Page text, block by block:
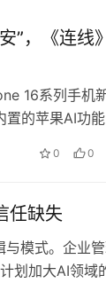
”，《连线
16系列手机
置的苹果AI功能
0 0
任缺失
与模式。企业
划加大AI领域